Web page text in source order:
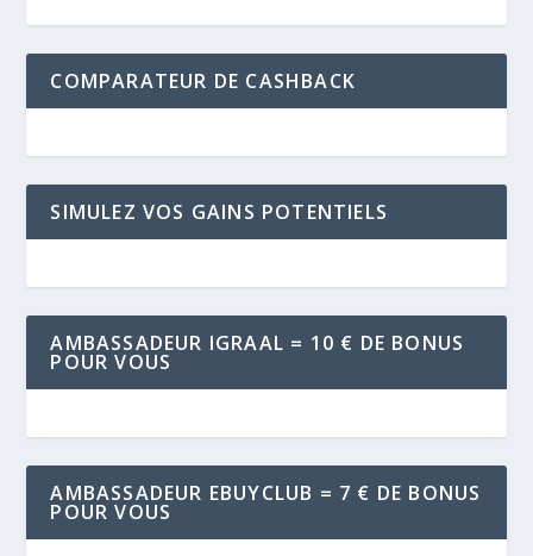
COMPARATEUR DE CASHBACK
SIMULEZ VOS GAINS POTENTIELS
AMBASSADEUR IGRAAL = 10 € DE BONUS
POUR VOUS
AMBASSADEUR EBUYCLUB = 7 € DE BONUS
POUR VOUS